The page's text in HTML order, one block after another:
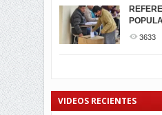
3633
VIDEOS RECIENTES